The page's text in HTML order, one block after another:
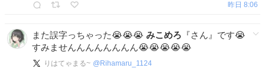
昨日 8:06
また誤字っちゃった😭😭😭 みこめろ 『さん』です😭
すみませんんんんんんんん😭😭😭😭😭
りはてゃまる~ @ Rihamaru_1124